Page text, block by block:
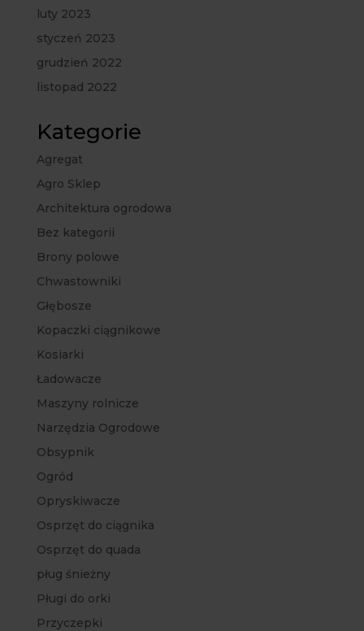
luty 2023
styczeń 2023
grudzień 2022
listopad 2022
Kategorie
Agregat
Agro Sklep
Architektura ogrodowa
Bez kategorii
Brony polowe
Chwastowniki
Głębosze
Kopaczki ciągnikowe
Kosiarki
Ładowacze
Maszyny rolnicze
Narzędzia Ogrodowe
Obsypnik
Ogród
Opryskiwacze
Osprzęt do ciągnika
Osprzęt do quada
pług śnieżny
Pługi do orki
Przyczepki